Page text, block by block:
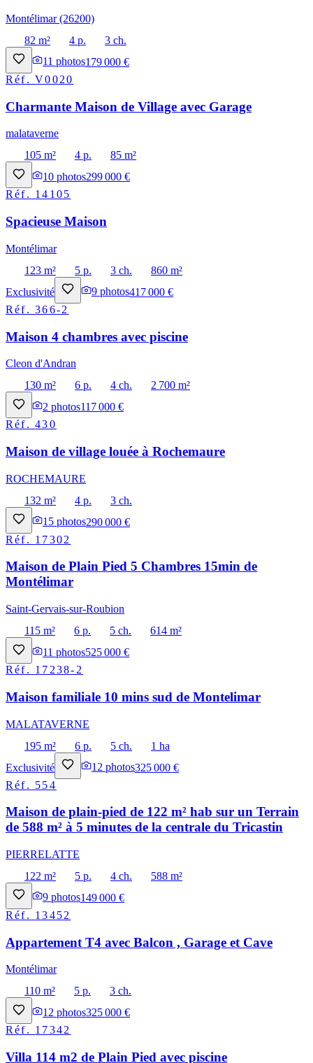
Montélimar (26200)
82 m²
4 p.
3 ch.
11 photos179 000 €
Réf.V0020
Charmante Maison de Village avec Garage
malataverne
105 m²
4 p.
85 m²
10 photos299 000 €
Réf. 14105
Spacieuse Maison
Montélimar
123 m²
5 p. 3 ch.
860 m²
Exclusivité
9 photos417 000 €
Réf.366-2
Maison 4 chambres avec piscine
Cleon d'Andran
130 m²
6 p. 4 ch.
2 700 m²
2 photos117 000 €
Réf.430
Maison de village louée à Rochemaure
ROCHEMAURE
132 m²
4 p.
3 ch.
15 photos290 000 €
Réf. 17302
Maison de Plain Pied 5 Chambres 15min de
Montélimar
Saint-Gervais-sur-Roubion
115 m²
6 p. 5 ch.
614 m²
11 photos525 000 €
Réf. 17238-2
Maison familiale 10 mins sud de Montelimar
MALATAVERNE
195 m²
6 p. 5 ch.
1 ha
Exclusivité
12 photos325 000 €
Réf. 554
Maison de plain-pied de 122 m² hab sur un Terrain
de 588 m² à 5 minutes de la centrale du Tricastin
PIERRELATTE
122 m²
5 p. 4 ch.
588 m²
9 photos149 000 €
Réf. 13452
Appartement T4 avec Balcon , Garage et Cave
Montélimar
110 m²
5 p.
3 ch.
12 photos325 000 €
Réf. 17342
Villa 114 m2 de Plain Pied avec piscine